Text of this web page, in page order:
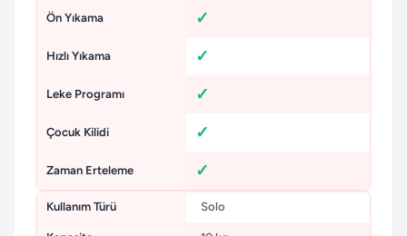
Ön Yıkama
Hızlı Yıkama
Leke Programı
Çocuk Kilidi
Zaman Erteleme
Kullanım Türü Solo